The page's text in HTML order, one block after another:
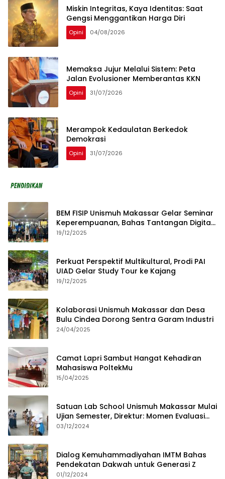
Miskin Integritas, Kaya Identitas: Saat
Gengsi Menggantikan Harga Diri
Opini 04/08/2026
Memaksa Jujur Melalui Sistem: Peta
Jalan Evolusioner Memberantas KKN
Opini 31/07/2026
Merampok Kedaulatan Berkedok
Demokrasi
Opini 31/07/2026
BEM FISIP Unismuh Makassar Gelar Seminar
Keperempuanan, Bahas Tantangan Digital
dan Budaya Lokal
19/12/2025
Perkuat Perspektif Multikultural, Prodi PAI
UIAD Gelar Study Tour ke Kajang
19/12/2025
Kolaborasi Unismuh Makassar dan Desa
Bulu Cindea Dorong Sentra Garam Industri
24/04/2025
Camat Lapri Sambut Hangat Kehadiran
Mahasiswa PoltekMu
15/04/2025
Satuan Lab School Unismuh Makassar Mulai
Ujian Semester, Direktur: Momen Evaluasi
Proses Pembelajaran
03/12/2024
Dialog Kemuhammadiyahan IMTM Bahas
Pendekatan Dakwah untuk Generasi Z
01/12/2024